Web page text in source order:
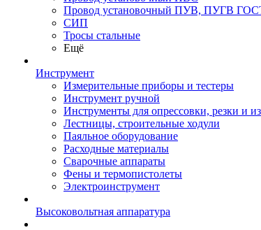
Провод установочный ПУВ, ПУГВ
СИП
Тросы стальные
Ещё
Инструмент
Измерительные приборы и тестеры
Инструмент ручной
Инструменты для опрессовки, резки и
Лестницы, строительные ходули
Паяльное оборудование
Расходные материалы
Сварочные аппараты
Фены и термопистолеты
Электроинструмент
Высоковольтная аппаратура